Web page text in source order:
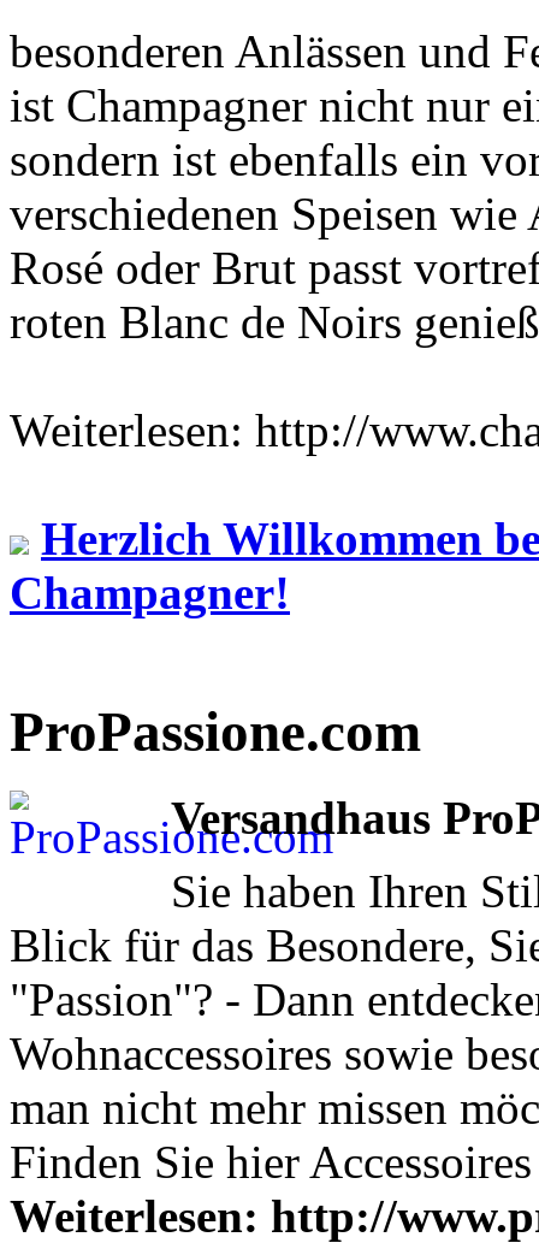
besonderen Anlässen und
ist Champagner nicht nur
sondern ist ebenfalls ein
verschiedenen Speisen
Rosé oder Brut passt
roten Blanc de Noirs
Weiterlesen: http://
Herzlich Willkommen
Champagner!
ProPassione.com
Versandhaus
Sie haben Ihren
Blick für das Besondere,
"Passion"? - Dann
Wohnaccessoires sowie
man nicht mehr missen
Finden Sie hier
Weiterlesen: http://